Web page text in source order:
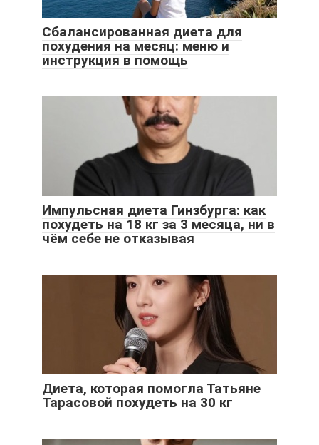
Сбалансированная диета для
похудения на месяц: меню и
инструкция в помощь
Импульсная диета Гинзбурга: как
похудеть на 18 кг за 3 месяца, ни в
чём себе не отказывая
Диета, которая помогла Татьяне
Тарасовой похудеть на 30 кг